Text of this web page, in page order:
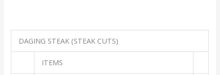
DAGING STEAK (STEAK CUTS)
ITEMS